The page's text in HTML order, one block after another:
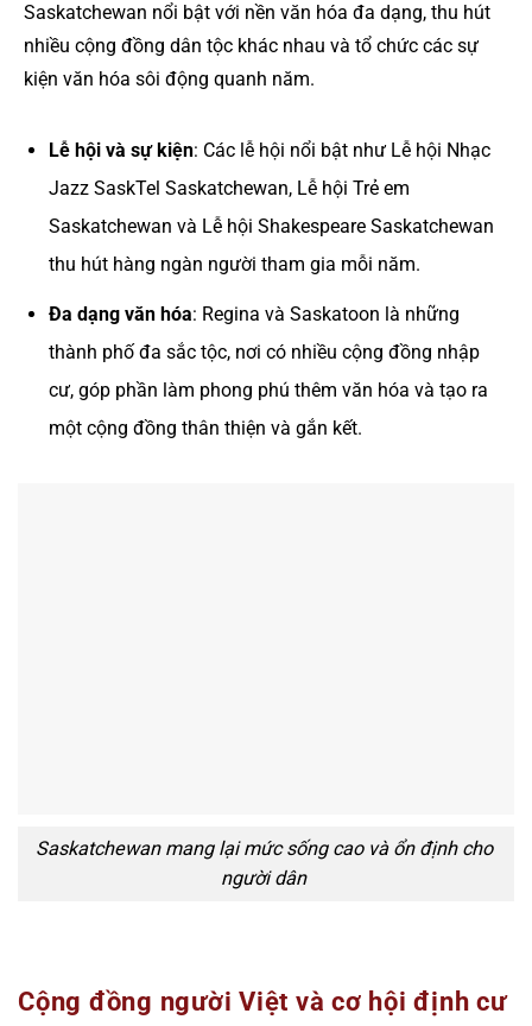
Saskatchewan nổi bật với nền văn hóa đa dạng, thu hút
nhiều cộng đồng dân tộc khác nhau và tổ chức các sự
kiện văn hóa sôi động quanh năm.
Lễ hội và sự kiện: Các lễ hội nổi bật như Lễ hội Nhạc
Jazz SaskTel Saskatchewan, Lễ hội Trẻ em
Saskatchewan và Lễ hội Shakespeare Saskatchewan
thu hút hàng ngàn người tham gia mỗi năm.
Đa dạng văn hóa: Regina và Saskatoon là những
thành phố đa sắc tộc, nơi có nhiều cộng đồng nhập
cư, góp phần làm phong phú thêm văn hóa và tạo ra
một cộng đồng thân thiện và gắn kết.
Saskatchewan mang lại mức sống cao và ổn định cho
người dân
Cộng đồng người Việt và cơ hội định cư